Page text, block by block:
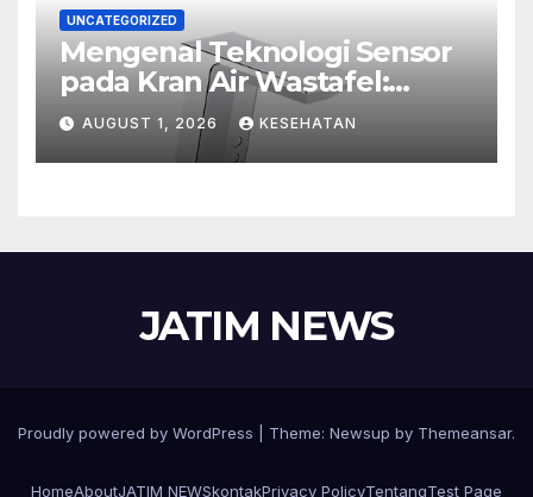
UNCATEGORIZED
Mengenal Teknologi Sensor
pada Kran Air Wastafel:
Mewah, Cerdas, dan Higienis
AUGUST 1, 2026 KESEHATAN
JATIM NEWS
Proudly powered by WordPress Theme: Newsup by Themeansar.
HomeAboutJATIM NEWSkontakPrivacy PolicyTentangTest Page